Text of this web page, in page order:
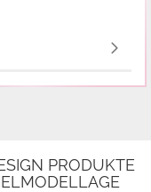
PRODUKTE